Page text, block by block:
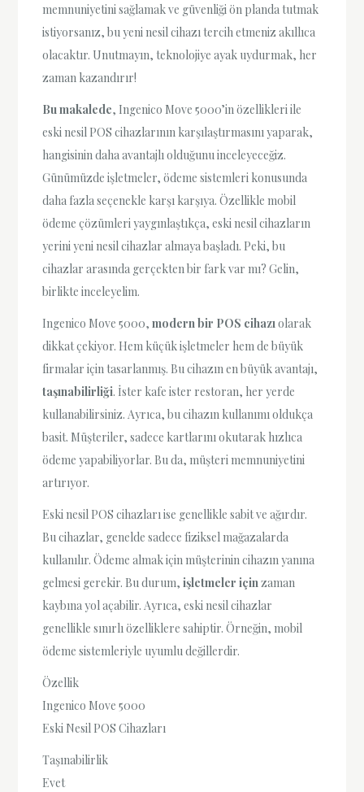
memnuniyetini sağlamak ve güvenliği ön planda tutmak
istiyorsanız, bu yeni nesil cihazı tercih etmeniz akıllıca
olacaktır. Unutmayın, teknolojiye ayak uydurmak, her
zaman kazandırır!
Bu makalede, Ingenico Move 5000’in özellikleri ile
eski nesil POS cihazlarının karşılaştırmasını yaparak,
hangisinin daha avantajlı olduğunu inceleyeceğiz.
Günümüzde işletmeler, ödeme sistemleri konusunda
daha fazla seçenekle karşı karşıya. Özellikle mobil
ödeme çözümleri yaygınlaştıkça, eski nesil cihazların
yerini yeni nesil cihazlar almaya başladı. Peki, bu
cihazlar arasında gerçekten bir fark var mı? Gelin,
birlikte inceleyelim.
Ingenico Move 5000,modern bir POS cihazıolarak
dikkat çekiyor. Hem küçük işletmeler hem de büyük
firmalar için tasarlanmış. Bu cihazın en büyük avantajı,
taşınabilirliği. İster kafe ister restoran, her yerde
kullanabilirsiniz. Ayrıca, bu cihazın kullanımı oldukça
basit. Müşteriler, sadece kartlarını okutarak hızlıca
ödeme yapabiliyorlar. Bu da, müşteri memnuniyetini
artırıyor.
Eski nesil POS cihazları ise genellikle sabit ve ağırdır.
Bu cihazlar, genelde sadece fiziksel mağazalarda
kullanılır. Ödeme almak için müşterinin cihazın yanına
gelmesi gerekir. Bu durum,işletmeler içinzaman
kaybına yol açabilir. Ayrıca, eski nesil cihazlar
genellikle sınırlı özelliklere sahiptir. Örneğin, mobil
ödeme sistemleriyle uyumlu değillerdir.
Özellik
Ingenico Move 5000
Eski Nesil POS Cihazları
Taşınabilirlik
Evet